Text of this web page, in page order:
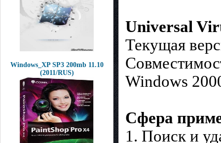
Windows_XP SP3 200mb 11.10
(2011/RUS)
Universal
Текущая
Windows
Сфера
1. Поиск и